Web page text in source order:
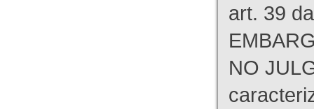
art. 39
NO